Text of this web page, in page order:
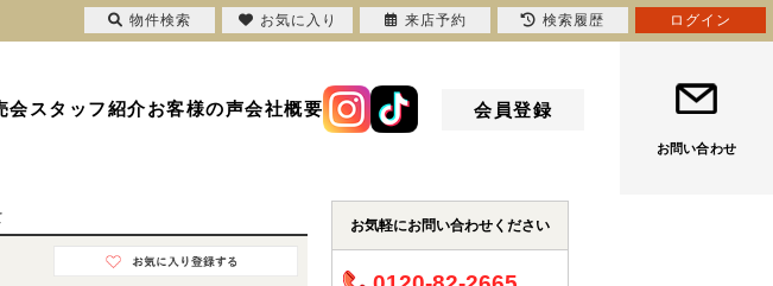
会スタッフ紹介お客様の声会社概要 会員登録
お問い合わせ
お気軽にお問い合わせください
物件検索 お気に入り 来店予約 検索履歴 ログイン